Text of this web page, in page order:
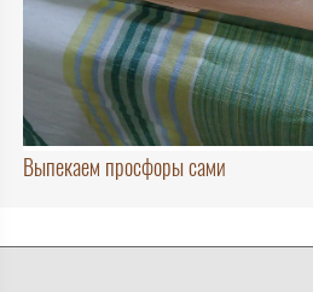
Выпекаем просфоры сами